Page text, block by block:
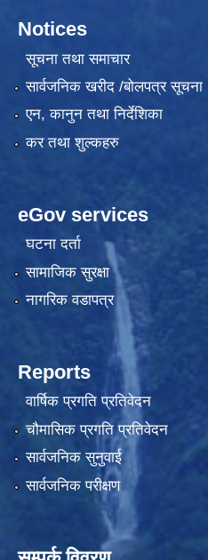
Notices
सूचना तथा समाचार
सार्वजनिक खरीद /बोलपत्र सूचना
एन, कानुन तथा निर्देशिका
कर तथा शुल्कहरु
eGov services
घटना दर्ता
सामाजिक सुरक्षा
नागरिक वडापत्र
Reports
वार्षिक प्रगति प्रतिवेदन
चौमासिक प्रगति प्रतिवेदन
सार्वजनिक सुनुवाई
सार्वजनिक परीक्षण